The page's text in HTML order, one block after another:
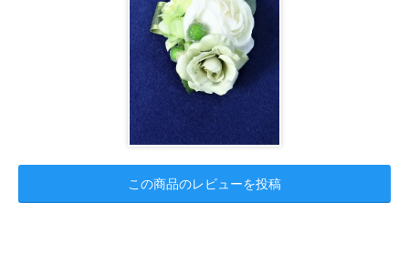
この商品のレビューを投稿